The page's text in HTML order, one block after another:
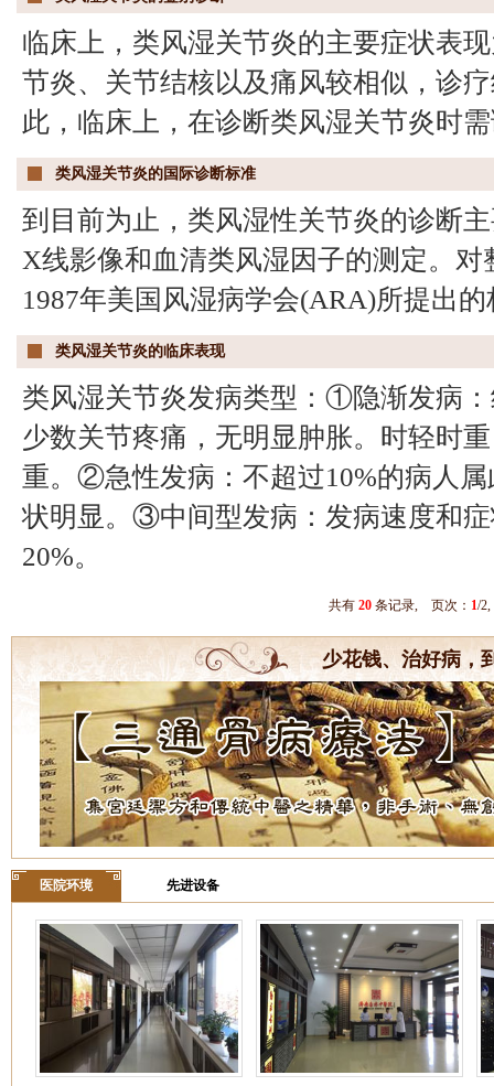
临床上，类风湿关节炎的主要症状表
节炎、关节结核以及痛风较相似，诊
此，临床上，在诊断类风湿关节炎时
类风湿关节炎的国际诊断标准
到目前为止，类风湿性关节炎的诊断
X线影像和血清类风湿因子的测定。
1987年美国风湿病学会(ARA)所提出
类风湿关节炎的临床表现
类风湿关节炎发病类型：①隐渐发病
少数关节疼痛，无明显肿胀。时轻时
重。②急性发病：不超过10%的病人
状明显。③中间型发病：发病速度和
20%。
共有 20条记录, 页次： 1/
少花钱、治好病，
医院环境 先进设备